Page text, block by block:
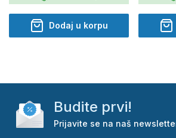
Dodaj u korpu
Budite prvi!
Prijavite se na naš